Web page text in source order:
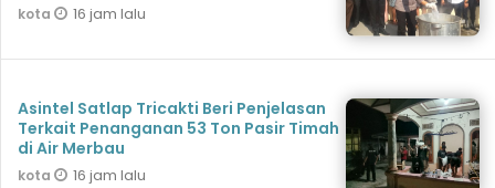
kota 16 jam lalu
Asintel Satlap Tricakti Beri Penjelasan
Terkait Penanganan 53 Ton Pasir Timah
di Air Merbau
kota 16 jam lalu